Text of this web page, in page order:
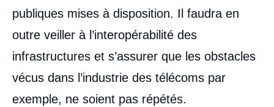
publiques mises à disposition. Il faudra en
outre veiller à l’interopérabilité des
infrastructures et s’assurer que les obstacles
vécus dans l’industrie des télécoms par
exemple, ne soient pas répétés.